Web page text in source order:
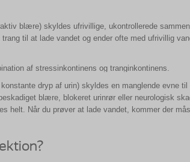
blære) skyldes ufrivillige, ukontrollerede
til at lade vandet og ender ofte med ufrivillig
af stressinkontinens og tranginkontinens.
dryp af urin) skyldes en manglende evne
blære, blokeret urinrør eller neurologisk
helt. Når du prøver at lade vandet, kommer der